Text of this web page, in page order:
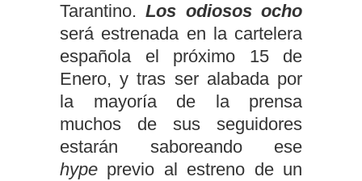
Tarantino.Los odiosos ocho
será estrenada en la cartelera
española el próximo 15 de
Enero, y tras ser alabada por
la mayoría de la prensa
muchos de sus seguidores
estarán saboreando ese
hype previo al estreno de un